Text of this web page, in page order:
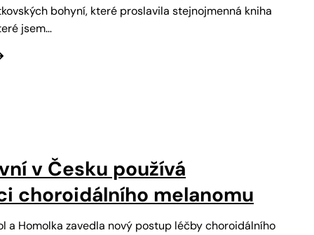
bohyní, které proslavila stejnojmenná kniha
jsem…
v Česku používá
choroidálního melanomu
a Homolka zavedla nový postup léčby choroidálního